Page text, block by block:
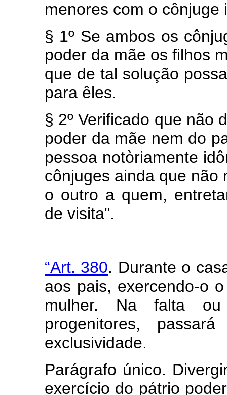
menores com o cônjuge
§ 1º Se ambos os
poder da mãe os filhos
que de tal solução
para êles.
§ 2º Verificado que não
poder da mãe nem do
pessoa notòriamente
cônjuges ainda que não
o outro a quem,
de visita".
“Art. 380. Durante o
aos pais, exercendo-o
mulher. Na falta
progenitores,
exclusividade.
Parágrafo único.
exercício do pátrio